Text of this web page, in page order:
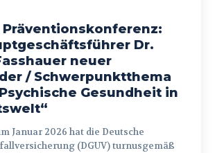
Dr.
neuer
/ Schwerpunktthema
Gesundheit in
(DGUV) turnusgemäß